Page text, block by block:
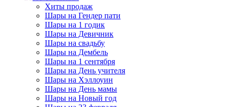
Хиты продаж
Шары на Гендер пати
Шары на 1 годик
Шары на Девичник
Шары на свадьбу
Шары на Дембель
Шары на 1 сентября
Шары на День учителя
Шары на Хэллоуин
Шары на День мамы
Шары на Новый год